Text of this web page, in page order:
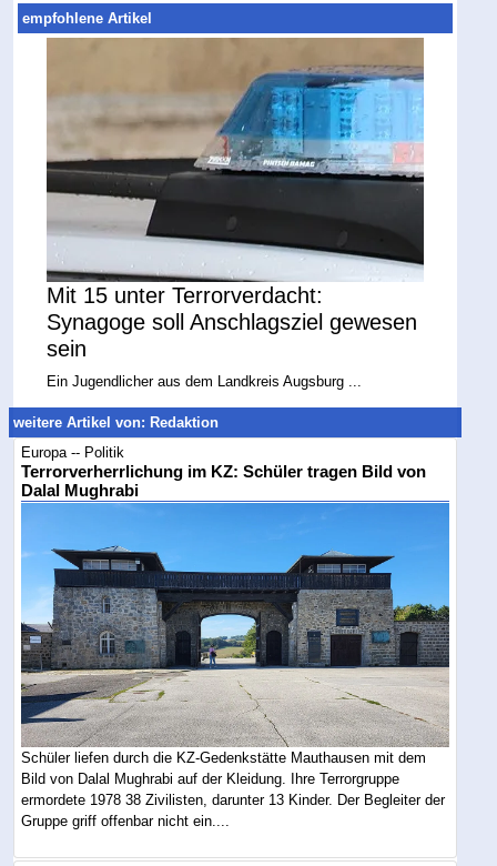
empfohlene Artikel
Mit 15 unter Terrorverdacht:
Synagoge soll Anschlagsziel gewesen
sein
Ein Jugendlicher aus dem Landkreis Augsburg ...
weitere Artikel von: Redaktion
Europa -- Politik
Terrorverherrlichung im KZ: Schüler tragen Bild von
Dalal Mughrabi
Schüler liefen durch die KZ-Gedenkstätte Mauthausen mit dem
Bild von Dalal Mughrabi auf der Kleidung. Ihre Terrorgruppe
ermordete 1978 38 Zivilisten, darunter 13 Kinder. Der Begleiter der
Gruppe griff offenbar nicht ein....